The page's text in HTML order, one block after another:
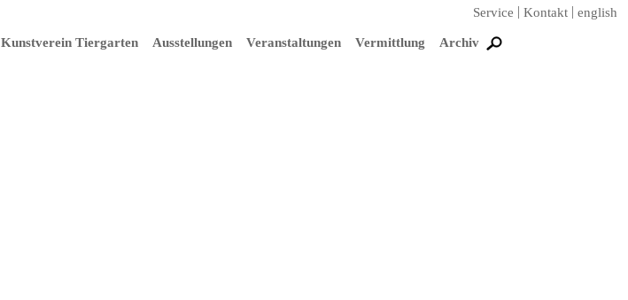
Service Kontakt english
Kunstverein Tiergarten Ausstellungen Veranstaltungen Vermittlung Archiv